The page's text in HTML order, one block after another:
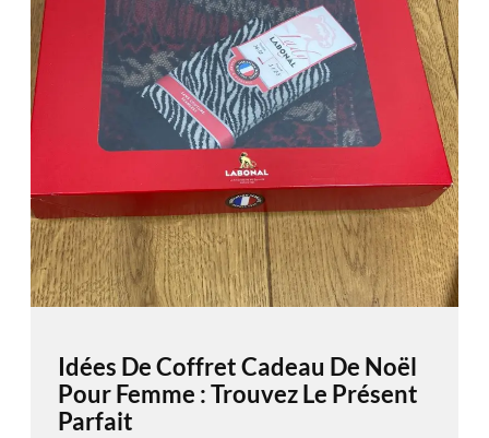
Idées De Coffret Cadeau De Noël
Pour Femme : Trouvez Le Présent
Parfait